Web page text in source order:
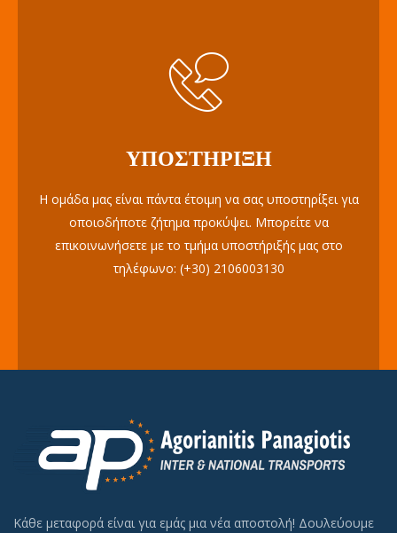
ΥΠΟΣΤΉΡΙΞΗ
Η ομάδα μας είναι πάντα έτοιμη να σας υποστηρίξει για
οποιοδήποτε ζήτημα προκύψει. Μπορείτε να
επικοινωνήσετε με το τμήμα υποστήριξής μας στο
τηλέφωνο: (+30) 2106003130
Κάθε μεταφορά είναι για εμάς μια νέα αποστολή! Δουλεύουμε